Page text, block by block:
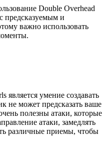
Double Overhead
предсказуемым и
важно использовать
умение создавать
не может предсказать ваше
полезны атаки, которые
атаки, замедлять
различные приемы, чтобы